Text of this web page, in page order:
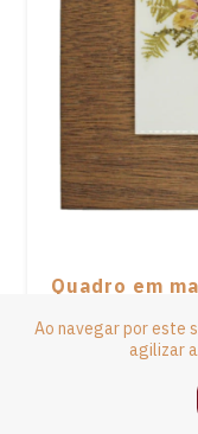
Ao navegar por este
agilizar
Quadro em
sem